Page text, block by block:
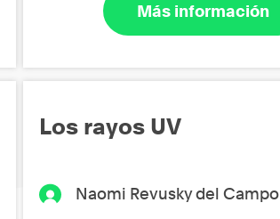
Más información
Los rayos UV
Naomi Revusky del Campo